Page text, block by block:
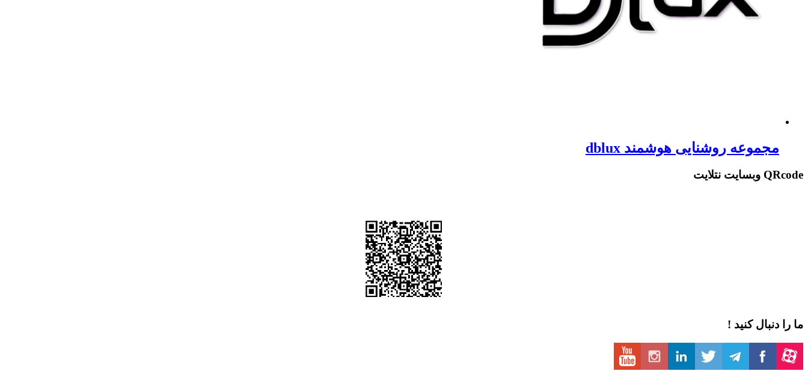
مجموعه روشنایی هوشمند dblux
QRcode وبسایت نتلایت
ما را دنبال کنید !